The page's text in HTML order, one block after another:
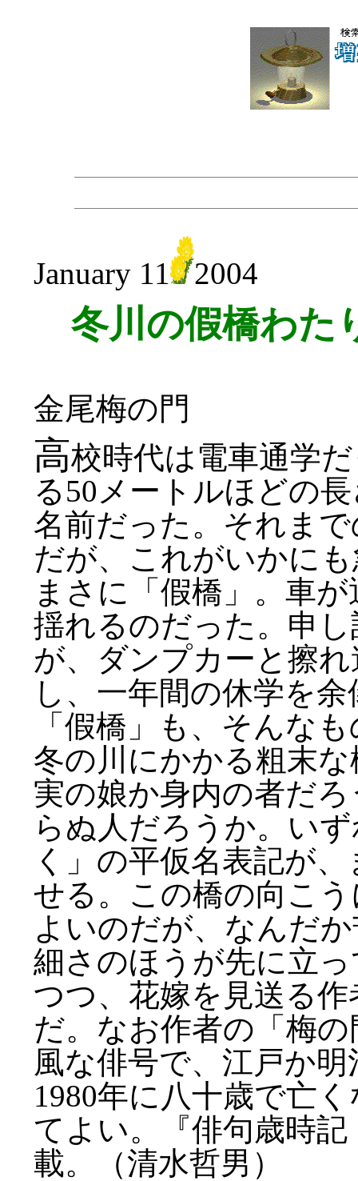
January 11 2004
冬川の假橋わた
金尾梅の門
高校時代は電車通学
る50メートルほどの
名前だった。それま
だが、これがいかに
まさに「假橋」。車
揺れるのだった。申
が、ダンプカーと擦
し、一年間の休学を
「假橋」も、そんな
冬の川にかかる粗末
実の娘か身内の者だ
らぬ人だろうか。い
く」の平仮名表記が
せる。この橋の向こ
よいのだが、なんだ
細さのほうが先に立
つつ、花嫁を見送る
だ。なお作者の「梅
風な俳号で、江戸か
1980年に八十歳で亡
てよい。『俳句歳時
載。（清水哲男）